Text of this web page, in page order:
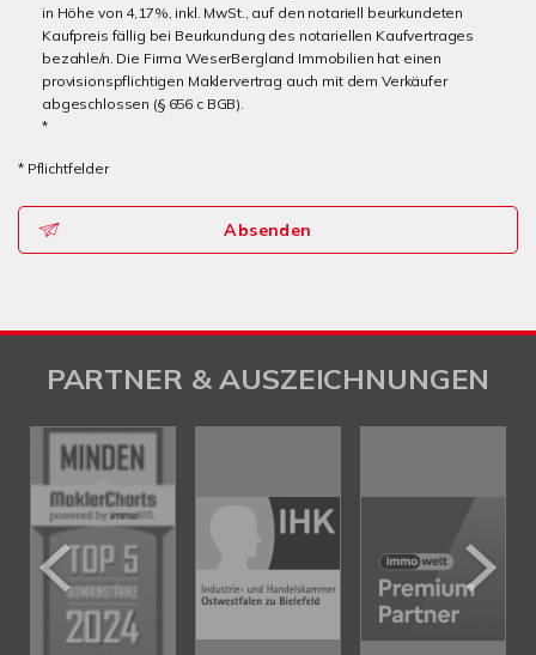
in Höhe von 4,17%, inkl. MwSt., auf den notariell beurkundeten
Kaufpreis fällig bei Beurkundung des notariellen Kaufvertrages
bezahle/n. Die Firma WeserBergland Immobilien hat einen
provisionspflichtigen Maklervertrag auch mit dem Verkäufer
abgeschlossen (§ 656 c BGB).
*
* Pflichtfelder
Absenden
PARTNER & AUSZEICHNUNGEN